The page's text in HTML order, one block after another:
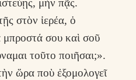
στὸν ἱερέα, ὁ
μπροστά σου καὶ σοῦ
τοῦτο ποιῆσαι;».
ὥρα ποὺ ἐξομολογεῖ